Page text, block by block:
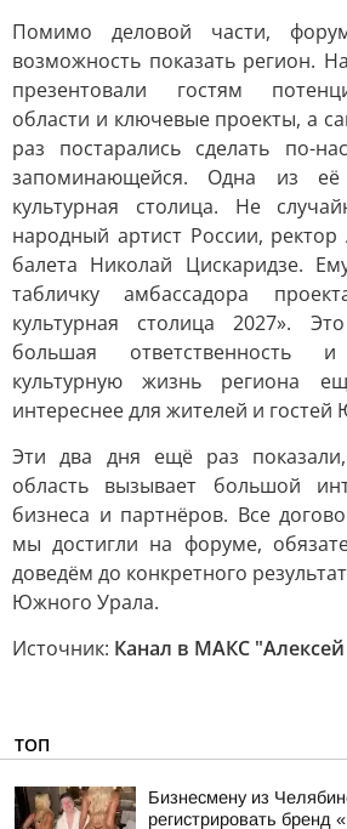
Помимо деловой части,
возможность показать регион.
презентовали гостям
области и ключевые проекты, а
раз постарались сделать по-
запоминающейся. Одна из
культурная столица. Не
народный артист России, ректор
балета Николай Цискаридзе.
табличку амбассадора
культурная столица 2027».
большая ответственность
культурную жизнь региона
интереснее для жителей и
Эти два дня ещё раз
область вызывает большой
бизнеса и партнёров. Все
мы достигли на форуме,
доведём до конкретного
Южного Урала.
Источник: Канал в МАКС "Алексей
ТОП
Бизнесмену из
регистрировать бренд